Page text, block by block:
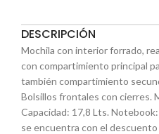
DESCRIPCIÓN
Mochila con interior forrado,
con compartimiento principal
también compartimiento
Bolsillos frontales con cierres.
Capacidad: 17,8 Lts.
se encuentra con el descuento